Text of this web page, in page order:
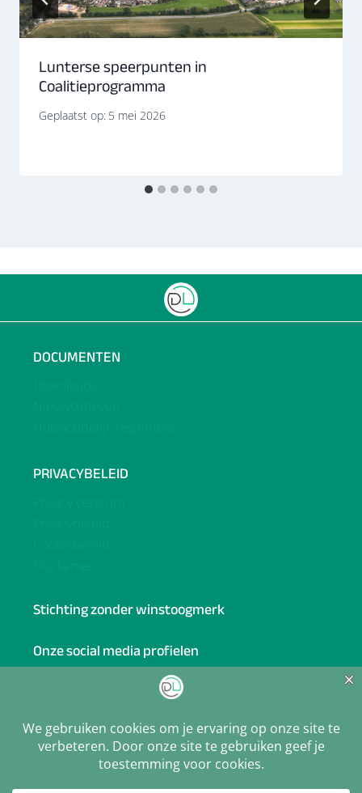
Lunterse speerpunten in
Coalitieprogramma
Geplaatst op: 5 mei 2026
DOCUMENTEN
PRIVACYBELEID
Stichting zonder winstoogmerk
Onze social media profielen
Linkedin